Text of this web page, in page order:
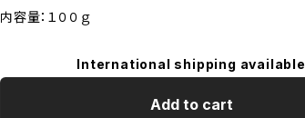
内容量：１００ｇ
International shipping available
Add to cart